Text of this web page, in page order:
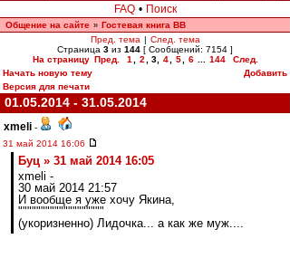
FAQ • Поиск
Общение на сайте » Гостевая книга ВВ
Пред. тема | След. тема
Страница 3 из 144 [ Сообщений: 7154 ]
На страницу Пред. 1 2 3, 4 5 6 144
След.
Начать новую тему
Добавить
Версия для печати
01.05.2014 - 31.05.2014
xmeli -
31 май 2014 16:06
Буц » 31 май 2014 16:05
xmeli -
30 май 2014 21:57
И вообще я уже хочу Якина,
"""""""""""""""""""
(укоризненно) Лидочка... а как же муж....